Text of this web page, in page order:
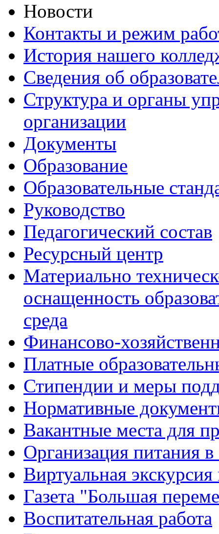
Новости
Контакты и режим
История нашего
Сведения об
Структура и органы
организации
Документы
Образование
Образовательные
Руководство
Педагогический состав
Ресурсный центр
Материально
оснащенность
среда
Финансово-
Платные
Стипендии и меры
Нормативные
Вакантные места для
Организация питания в
Виртуальная
Газета "Большая
Воспитательная работа